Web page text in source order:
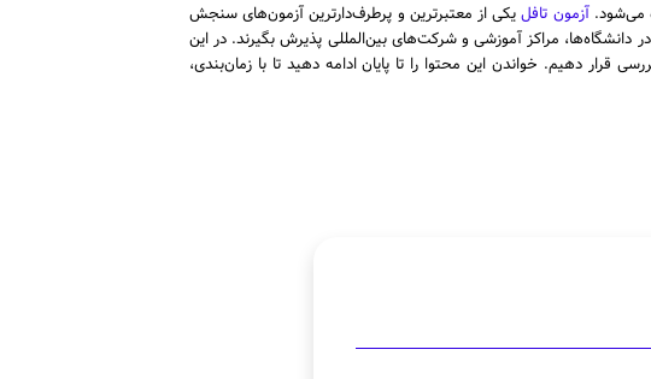
می‌شود.آزمون تافلیکی از معتبرترین و پرطرف‌دارترین آزمون‌های سنجش
مراکز آموزشی و شرکت‌های بین‌المللی پذیرش بگیرند. در این
قرار دهیم. خواندن این محتوا را تا پایان ادامه دهید تا با زمان‌بندی،